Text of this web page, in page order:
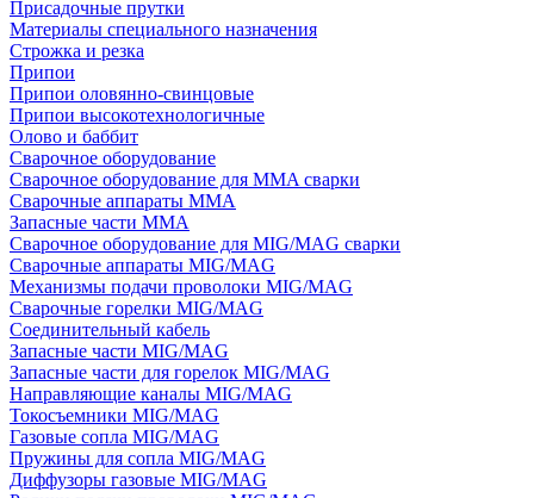
Присадочные прутки
Материалы специального назначения
Строжка и резка
Припои
Припои оловянно-свинцовые
Припои высокотехнологичные
Олово и баббит
Сварочное оборудование
Сварочное оборудование для MMA сварки
Сварочные аппараты MMA
Запасные части MMA
Сварочное оборудование для MIG/MAG сварки
Сварочные аппараты MIG/MAG
Механизмы подачи проволоки MIG/MAG
Сварочные горелки MIG/MAG
Соединительный кабель
Запасные части MIG/MAG
Запасные части для горелок MIG/MAG
Направляющие каналы MIG/MAG
Токосъемники MIG/MAG
Газовые сопла MIG/MAG
Пружины для сопла MIG/MAG
Диффузоры газовые MIG/MAG